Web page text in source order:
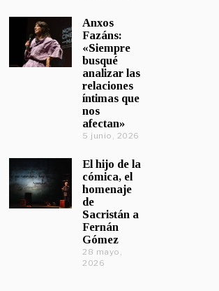
Anxos
Fazáns:
«Siempre
busqué
analizar las
relaciones
íntimas que
nos
afectan»
5 junio, 2026
El hijo de la
cómica, el
homenaje
de
Sacristán a
Fernán
Gómez
28 mayo,
2026